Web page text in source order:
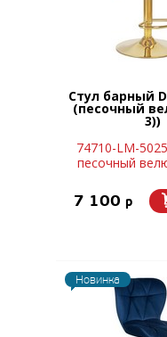
Стул барный
(песочный
3))
74710-LM-
песочный
7 100 p
Новинка